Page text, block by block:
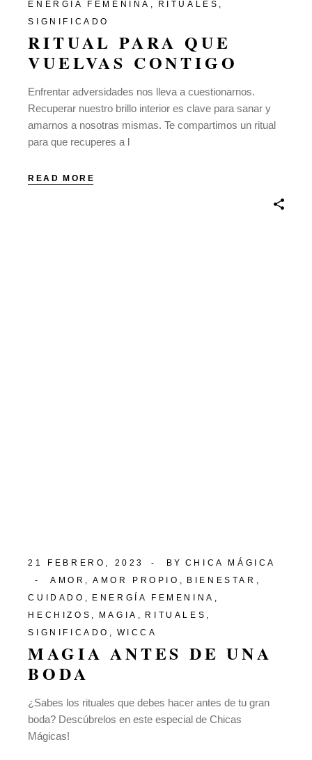
ENERGÍA FEMENINA
RITUALES
SIGNIFICADO
RITUAL PARA QUE
VUELVAS CONTIGO
Enfrentar adversidades nos lleva a cuestionarnos.
Recuperar nuestro brillo interior es clave para sanar y
amarnos a nosotras mismas. Te compartimos un ritual
para que recuperes a l
READ MORE
21 FEBRERO, 2023 BY CHICA MÁGICA
AMOR
AMOR PROPIO
BIENESTAR
CUIDADO
ENERGÍA FEMENINA
HECHIZOS
MAGIA
RITUALES
SIGNIFICADO
WICCA
MAGIA ANTES DE UNA
BODA
¿Sabes los rituales que debes hacer antes de tu gran
boda? Descúbrelos en este especial de Chicas
Mágicas!